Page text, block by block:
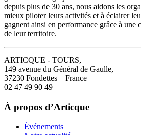
depuis plus de 30 ans, nous aidons les
mieux piloter leurs activités et à éclairer
gagnent ainsi en performance grâce à une
de leur territoire.
ARTICQUE - TOURS,
149 avenue du Général de Gaulle,
37230 Fondettes – France
02 47 49 90 49
À propos d’Articque
Événements